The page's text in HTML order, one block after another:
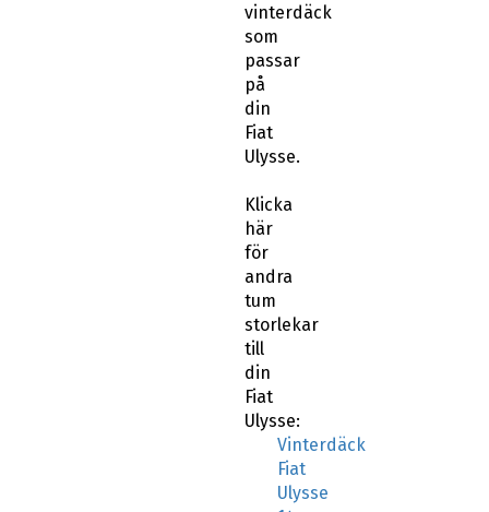
vinterdäck
som
passar
på
din
Fiat
Ulysse.
Klicka
här
för
andra
tum
storlekar
till
din
Fiat
Ulysse:
Vinterdäck
Fiat
Ulysse